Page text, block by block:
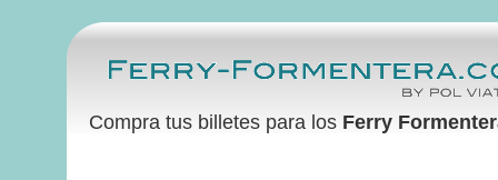
Compra tus billetes para los Ferry